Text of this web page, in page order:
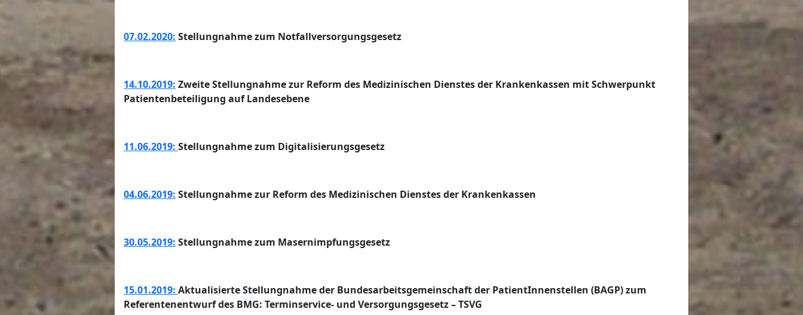
07.02.2020: Stellungnahme zum Notfallversorgungsgesetz
14.10.2019: Zweite Stellungnahme zur Reform des Medizinischen Dienstes der Krankenkassen mit Schwerpunkt
Patientenbeteiligung auf Landesebene
11.06.2019: Stellungnahme zum Digitalisierungsgesetz
04.06.2019: Stellungnahme zur Reform des Medizinischen Dienstes der Krankenkassen
30.05.2019: Stellungnahme zum Masernimpfungsgesetz
15.01.2019: Aktualisierte Stellungnahme der Bundesarbeitsgemeinschaft der PatientInnenstellen (BAGP) zum
Referentenentwurf des BMG: Terminservice- und Versorgungsgesetz – TSVG